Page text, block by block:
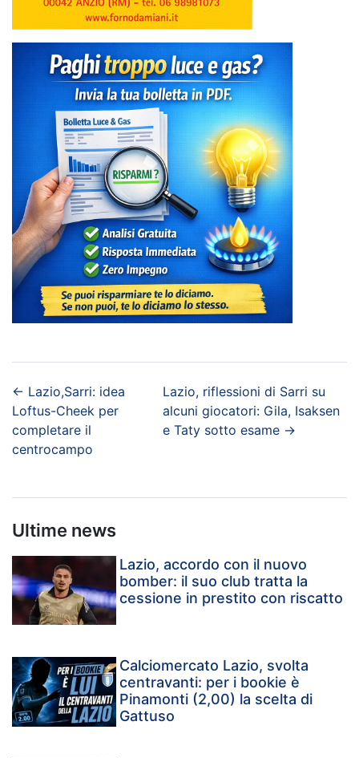
← Lazio,Sarri: idea
Loftus-Cheek per
completare il
centrocampo
Lazio, riflessioni di Sarri su
alcuni giocatori: Gila, Isaksen
e Taty sotto esame→
Ultime news
Lazio, accordo con il nuovo
bomber: il suo club tratta la
cessione in prestito con riscatto
Calciomercato Lazio, svolta
centravanti: per i bookie è
Pinamonti (2,00) la scelta di
Gattuso